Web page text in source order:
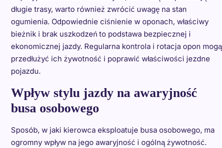
długie trasy, warto również zwrócić uwagę na stan
ogumienia. Odpowiednie ciśnienie w oponach, właściwy
bieżnik i brak uszkodzeń to podstawa bezpiecznej i
ekonomicznej jazdy. Regularna kontrola i rotacja opon mogą
przedłużyć ich żywotność i poprawić właściwości jezdne
pojazdu.
Wpływ stylu jazdy na awaryjność
busa osobowego
Sposób, w jaki kierowca eksploatuje busa osobowego, ma
ogromny wpływ na jego awaryjność i ogólną żywotność.